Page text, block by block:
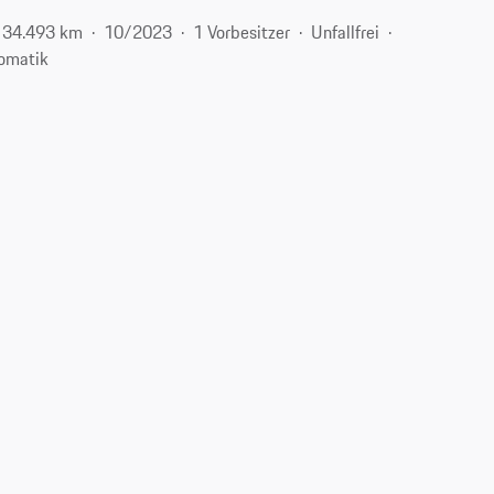
34.493 km 10/2023 1 Vorbesitzer
Unfallfrei